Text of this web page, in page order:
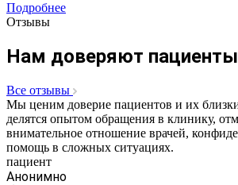
Подробнее
Отзывы
Нам доверяют пациенты
Все отзывы
Мы ценим доверие пациентов и их
делятся опытом обращения в клинику,
внимательное отношение врачей,
помощь в сложных ситуациях.
пациент
Анонимно